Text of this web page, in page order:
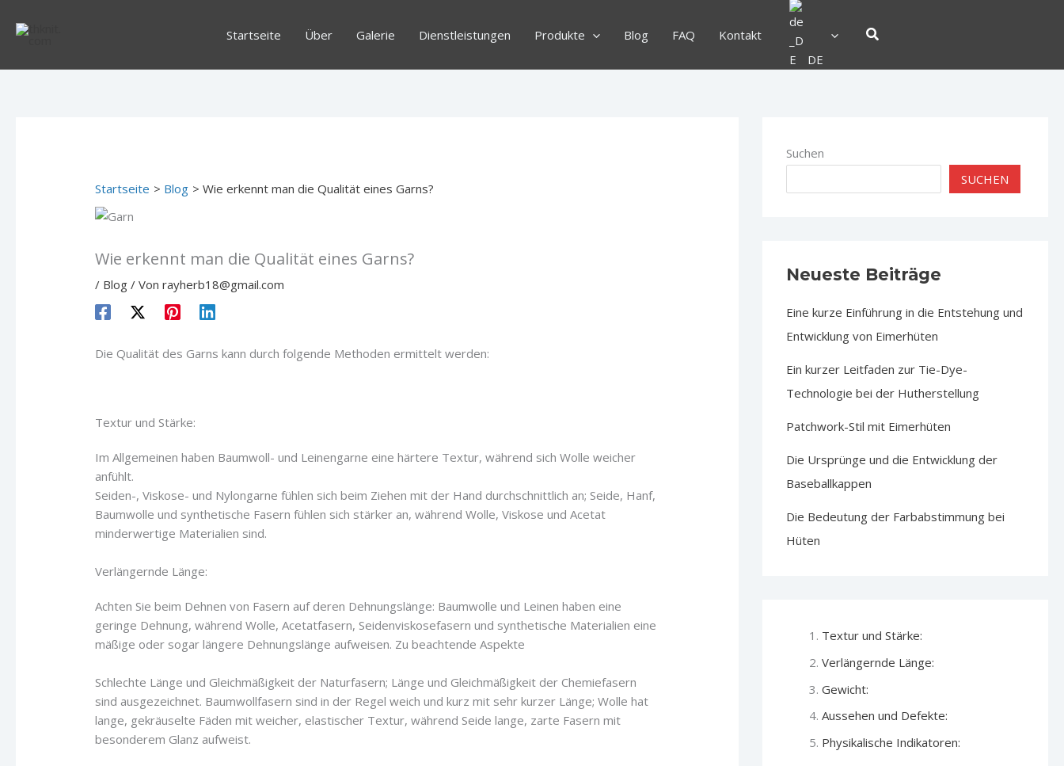
Inhalt
Startseite Über Galerie Dienstleistungen Produkte Blog FAQ
Kontakt
DE
Suchen
Startseite Blog Wie erkennt man die Qualität eines Garns?
Wie erkennt man die Qualität eines Garns?
/ Blog / Vonrayherb18@gmail.com
Die Qualität des Garns kann durch folgende Methoden ermittelt werden:
Textur und Stärke:
Im Allgemeinen haben Baumwoll- und Leinengarne eine härtere Textur, während sich Wolle weicher
anfühlt.
Seiden-, Viskose- und Nylongarne fühlen sich beim Ziehen mit der Hand durchschnittlich an; Seide, Hanf,
Baumwolle und synthetische Fasern fühlen sich stärker an, während Wolle, Viskose und Acetat
minderwertige Materialien sind.
Verlängernde Länge:
Achten Sie beim Dehnen von Fasern auf deren Dehnungslänge: Baumwolle und Leinen haben eine
geringe Dehnung, während Wolle, Acetatfasern, Seidenviskosefasern und synthetische Materialien eine
mäßige oder sogar längere Dehnungslänge aufweisen. Zu beachtende Aspekte
Schlechte Länge und Gleichmäßigkeit der Naturfasern; Länge und Gleichmäßigkeit der Chemiefasern
sind ausgezeichnet. Baumwollfasern sind in der Regel weich und kurz mit sehr kurzer Länge; Wolle hat
lange, gekräuselte Fäden mit weicher, elastischer Textur, während Seide lange, zarte Fasern mit
besonderem Glanz aufweist.
Suchen
SUCHEN
Neueste Beiträge
Eine kurze Einführung in die Entstehung und
Entwicklung von Eimerhüten
Ein kurzer Leitfaden zur Tie-Dye-
Technologie bei der Hutherstellung
Patchwork-Stil mit Eimerhüten
Die Ursprünge und die Entwicklung der
Baseballkappen
Die Bedeutung der Farbabstimmung bei
Hüten
Textur und Stärke:
Verlängernde Länge:
Gewicht:
Aussehen und Defekte:
Physikalische Indikatoren: